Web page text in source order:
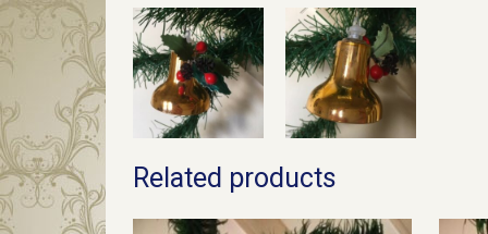
Related products